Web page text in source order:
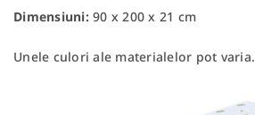
Dimensiuni: 90 x 200 x 21 cm
Unele culori ale materialelor pot varia.